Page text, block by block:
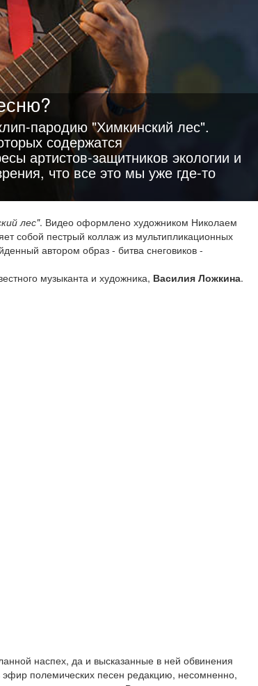
пародию "Химкинский лес".
содержатся
артистов-защитников экологии и
что все это мы уже где-то
лес". Видео оформлено художником Николаем
собой пестрый коллаж из мультипликационных
автором образ - битва снеговиков -
музыканта и художника, Василия Ложкина.
наспех, да и высказанные в ней обвинения
полемических песен редакцию, несомненно,